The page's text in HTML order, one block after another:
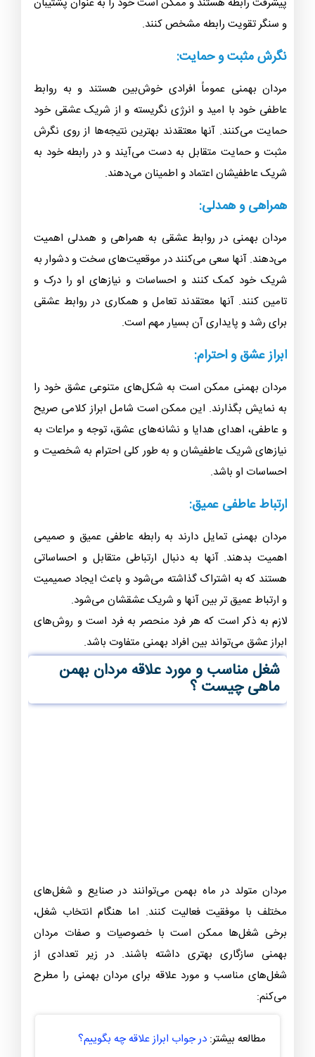
پایبندی و تعهد:
مردان بهمنی معمولاً به تعهدات عشقی خود پایبند هستند.
در ارتباطات عاطفی خود اهمیت بدهند. آنها به دنبال رشد و
پیشرفت رابطه هستند و ممکن است خود را به عنوان پشتیبان
و سنگر تقویت رابطه مشخص کنند.
نگرش مثبت و حمایت:
مردان بهمنی عموماً افرادی خوش‌بین هستند و به روابط
حمایت می‌کنند. آنها معتقدند بهترین نتیجه‌ها از روی نگرش
مثبت و حمایت متقابل به دست می‌آیند و در رابطه خود به
شریک عاطفیشان اعتماد و اطمینان می‌دهند.
همراهی و همدلی:
مردان بهمنی در روابط عشقی به همراهی و همدلی اهمیت
شریک خود کمک کنند و احساسات و نیازهای او را درک و
تامین کنند. آنها معتقدند تعامل و همکاری در روابط عشقی
برای رشد و پایداری آن بسیار مهم است.
ابراز عشق و احترام:
مردان بهمنی ممکن است به شکل‌های متنوعی عشق خود را
و عاطفی، اهدای هدایا و نشانه‌های عشق، توجه و مراعات به
نیازهای شریک عاطفیشان و به طور کلی احترام به شخصیت و
احساسات او باشد.
ارتباط عاطفی عمیق:
مردان بهمنی تمایل دارند به رابطه عاطفی عمیق و صمیمی
اهمیت بدهند. آنها به دنبال ارتباطی متقابل و احساساتی
هستند که به اشتراک گذاشته می‌شود و باعث ایجاد صمیمیت
و ارتباط عمیق تر بین آنها و شریک عشقشان می‌شود.
مردان متولد در ماه بهمن می‌توانند در صنایع و شغل‌های
برخی شغل‌ها ممکن است با خصوصیات و صفات مردان